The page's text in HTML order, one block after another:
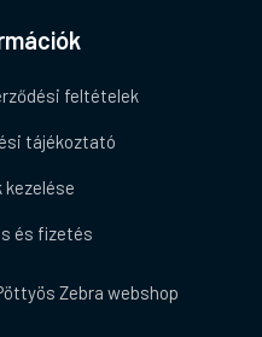
feltételek
tájékoztató
kezelése
és fizetés
Zebra webshop